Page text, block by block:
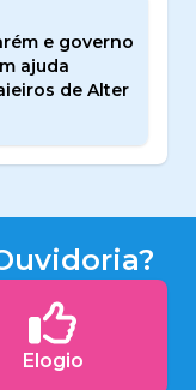
e governo
ajuda
de Alter
Elogio